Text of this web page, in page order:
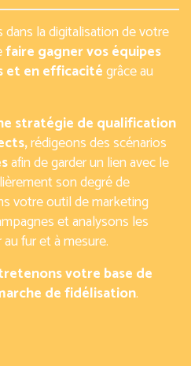
la digitalisation de votre
faire gagner vos équipes
et en efficacitégrâce au
stratégie de qualification
rédigeons des scénarios
afin de garder un lien avec le
son degré de
votre outil de marketing
et analysons les
fur et à mesure.
votre base de
de fidélisation.